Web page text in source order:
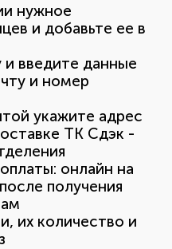
нужное
и добавьте ее в
и введите данные
и номер
укажите адрес
ТК Сдэк -
онлайн на
получения
их количество и